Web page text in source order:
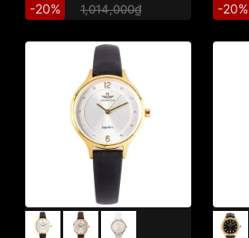
-20% 1,014,000₫ -20%